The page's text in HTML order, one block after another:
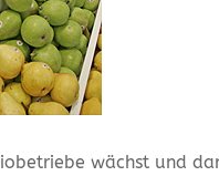
wächst und